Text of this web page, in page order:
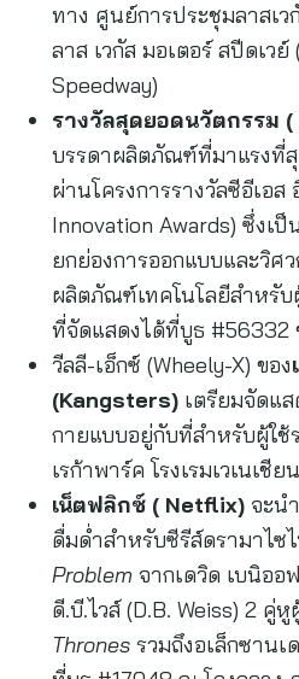
ทาง ศูนย์การประชุมลาสเว
ลาส เวกัส มอเตอร์ สปีดเว
Speedway)
รางวัลสุดยอดนวัตกรรม (
บรรดาผลิตภัณฑ์ที่มาแรงที่
ผ่านโครงการรางวัลซีอีเอส
Innovation Awards) ซึ่งเ
ยกย่องการออกแบบและวิศ
ผลิตภัณฑ์เทคโนโลยีสำหรั
ที่จัดแสดงได้ที่บูธ #56332
วีลลี-เอ็กซ์ (Wheely-X) ของ
(Kangsters) เตรียมจัดแ
กายแบบอยู่กับที่สำหรับผู้ใช้
เรก้าพาร์ค โรงเรมเวเนเชียน
เน็ตฟลิกซ์ ( Netflix) จะน
ดื่มด่ำสำหรับซีรีส์ดรามาไซ
Problem จากเดวิด เบนิอ
ดี.บี.ไวส์ (D.B. Weiss) 2 คู่หู
Thrones รวมถึงอเล็กซานเ